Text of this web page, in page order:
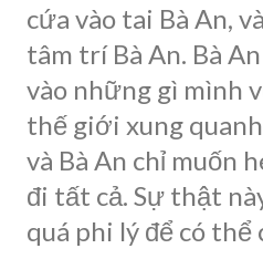
cứa vào tai Bà An,
tâm trí Bà An. Bà
vào những gì mình
thế giới xung
và Bà An chỉ muốn
đi tất cả. Sự thật
quá phi lý để có thể